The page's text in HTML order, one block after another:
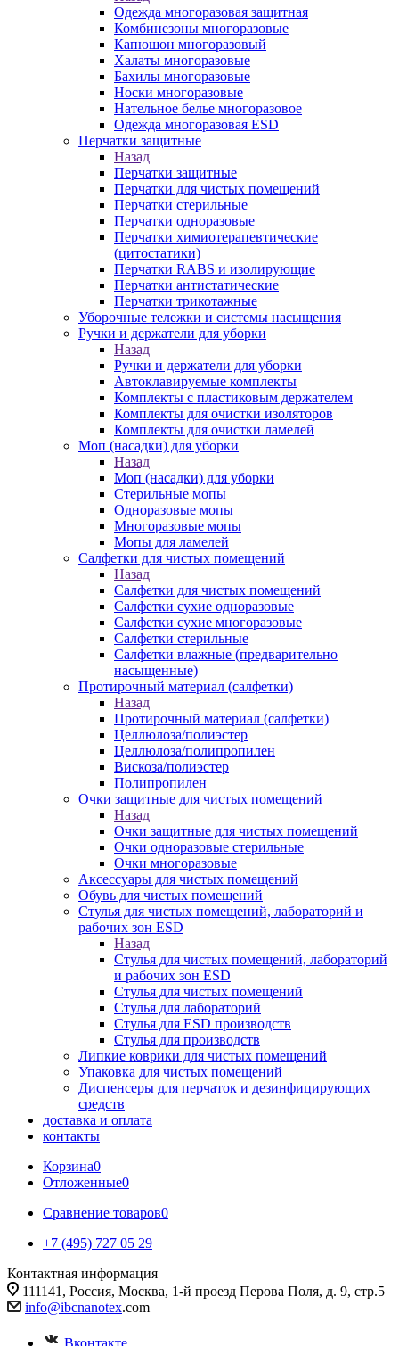
Одежда многоразовая защитная
Комбинезоны многоразовые
Капюшон многоразовый
Халаты многоразовые
Бахилы многоразовые
Носки многоразовые
Нательное белье многоразовое
Одежда многоразовая ESD
Перчатки защитные
Назад
Перчатки защитные
Перчатки для чистых помещений
Перчатки стерильные
Перчатки одноразовые
Перчатки химиотерапевтические
(цитостатики)
Перчатки RABS и изолирующие
Перчатки антистатические
Перчатки трикотажные
Уборочные тележки и системы насыщения
Ручки и держатели для уборки
Назад
Ручки и держатели для уборки
Автоклавируемые комплекты
Комплекты с пластиковым держателем
Комплекты для очистки изоляторов
Комплекты для очистки ламелей
Моп (насадки) для уборки
Назад
Моп (насадки) для уборки
Стерильные мопы
Одноразовые мопы
Многоразовые мопы
Мопы для ламелей
Салфетки для чистых помещений
Назад
Салфетки для чистых помещений
Салфетки сухие одноразовые
Салфетки сухие многоразовые
Салфетки стерильные
Салфетки влажные (предварительно
насыщенные)
Протирочный материал (салфетки)
Назад
Протирочный материал (салфетки)
Целлюлоза/полиэстер
Целлюлоза/полипропилен
Вискоза/полиэстер
Полипропилен
Очки защитные для чистых помещений
Назад
Очки защитные для чистых помещений
Очки одноразовые стерильные
Очки многоразовые
Аксессуары для чистых помещений
Обувь для чистых помещений
Стулья для чистых помещений, лабораторий и
рабочих зон ESD
Назад
Стулья для чистых помещений, лабораторий
и рабочих зон ESD
Стулья для чистых помещений
Стулья для лабораторий
Стулья для ESD производств
Стулья для производств
Липкие коврики для чистых помещений
Упаковка для чистых помещений
Диспенсеры для перчаток и дезинфицирующих
средств
доставка и оплата
контакты
Корзина0
Отложенные0
Сравнение товаров0
+7 (495) 727 05 29
Контактная информация
111141, Россия, Москва, 1-й проезд Перова Поля, д. 9, стр.5
info@ibcnanotex.com
Вконтакте